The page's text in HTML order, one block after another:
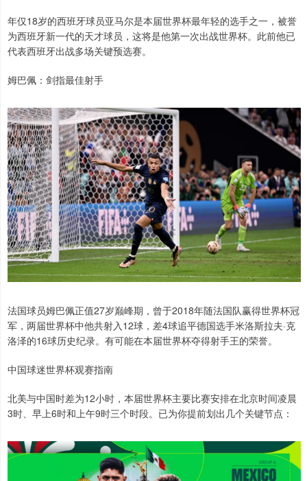
年仅18岁的西班牙球员亚马尔是本届世界杯最年轻的选手之一，被誉
为西班牙新一代的天才球员，这将是他第一次出战世界杯。此前他已
代表西班牙出战多场关键预选赛。
姆巴佩：剑指最佳射手
法国球员姆巴佩正值27岁巅峰期，曾于2018年随法国队赢得世界杯冠
军，两届世界杯中他共射入12球，差4球追平德国选手米洛斯拉夫·克
洛泽的16球历史纪录。有可能在本届世界杯夺得射手王的荣誉。
中国球迷世界杯观赛指南
北美与中国时差为12小时，本届世界杯主要比赛安排在北京时间凌晨
3时、早上6时和上午9时三个时段。已为你提前划出几个关键节点：